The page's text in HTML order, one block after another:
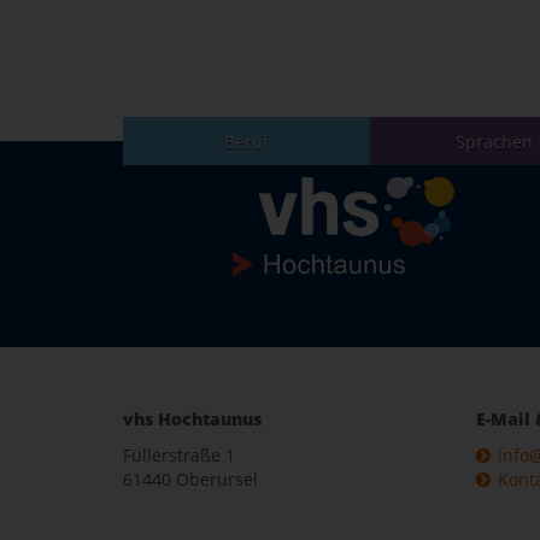
Beruf Sprachen
vhs Hochtaunus
Füllerstraße 1
61440 Oberursel
E-Mail